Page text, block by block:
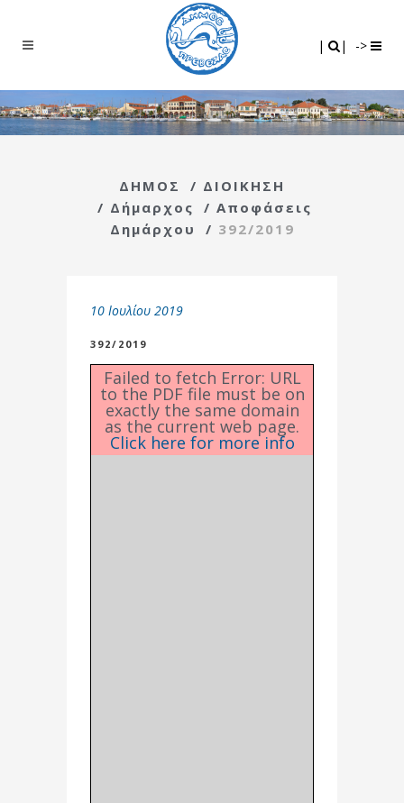
| | ->
ΔΗΜΟΣ / ΔΙΟΙΚΗΣΗ
/ Δήμαρχος / Αποφάσεις
Δημάρχου
/ 392/2019
10 Ιουλίου 2019
392/2019
Failed to fetch Error: URL
to the PDF file must be on
exactly the same domain
as the current web page.
Click here for more info